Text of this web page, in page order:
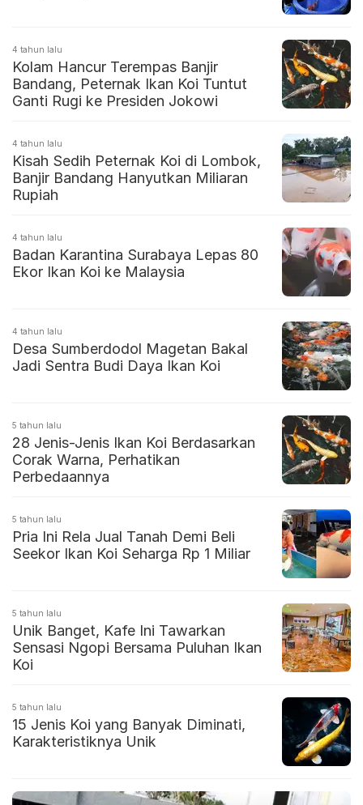
4 tahun lalu
Kolam Hancur Terempas Banjir
Bandang, Peternak Ikan Koi Tuntut
Ganti Rugi ke Presiden Jokowi
4 tahun lalu
Kisah Sedih Peternak Koi di Lombok,
Banjir Bandang Hanyutkan Miliaran
Rupiah
4 tahun lalu
Badan Karantina Surabaya Lepas 80
Ekor Ikan Koi ke Malaysia
4 tahun lalu
Desa Sumberdodol Magetan Bakal
Jadi Sentra Budi Daya Ikan Koi
5 tahun lalu
28 Jenis-Jenis Ikan Koi Berdasarkan
Corak Warna, Perhatikan
Perbedaannya
5 tahun lalu
Pria Ini Rela Jual Tanah Demi Beli
Seekor Ikan Koi Seharga Rp 1 Miliar
5 tahun lalu
Unik Banget, Kafe Ini Tawarkan
Sensasi Ngopi Bersama Puluhan Ikan
Koi
5 tahun lalu
15 Jenis Koi yang Banyak Diminati,
Karakteristiknya Unik